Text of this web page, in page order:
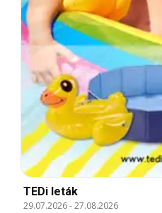
TEDi leták
29.07.2026-27.08.2026